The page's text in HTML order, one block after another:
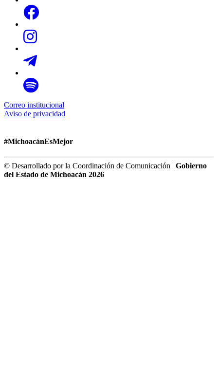
Correo institucional
Aviso de privacidad
#MichoacánEsMejor
© Desarrollado por la Coordinación de Comunicación | Gobierno
del Estado de Michoacán 2026